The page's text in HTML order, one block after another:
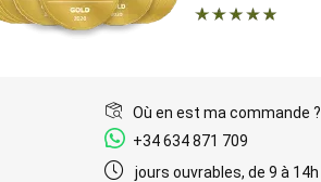
Où en est ma commande ?
+34 634 871 709
jours ouvrables, de 9 à 14h